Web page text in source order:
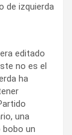
de izquierda
editado
no es el
ha
una
bobo un